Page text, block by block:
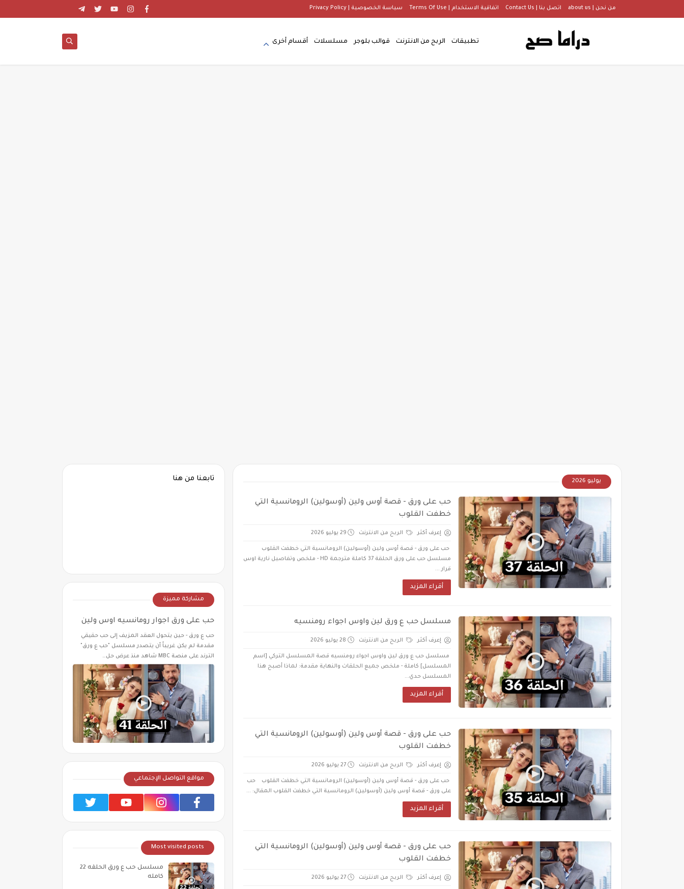
من نحن | about us اتصل بنا | Contact Us اتفاقية الاستخدام | Terms Of Use سياسة الخصوصية | Privacy Policy
تطبيقات الربح من الانترنت قوالب بلوجر مسلسلات أقسام أخرى
يوليو 2026
حب على ورق - قصة أوس ولين (أوسولين) الرومانسية التي
خطفت القلوب
إعرف أكثر الربح من الانترنت 29 يوليو 2026
حب على ورق - قصة أوس ولين (أوسولين) الرومانسية التي خطفت القلوب
مسلسل حب على ورق الحلقة 37 كاملة مترجمة HD - ملخص وتفاصيل نارية اوس
قرار ...
أقراء المزيد
مسلسل حب ع ورق لين واوس اجواء رومنسيه
إعرف أكثر الربح من الانترنت 28 يوليو 2026
مسلسل حب ع ورق لين واوس اجواء رومنسيه قصة المسلسل التركي [اسم
المسلسل] كاملة - ملخص جميع الحلقات والنهاية مقدمة: لماذا أصبح هذا
المسلسل حدي...
أقراء المزيد
حب على ورق - قصة أوس ولين (أوسولين) الرومانسية التي
خطفت القلوب
إعرف أكثر الربح من الانترنت 27 يوليو 2026
حب على ورق - قصة أوس ولين (أوسولين) الرومانسية التي خطفت القلوب حب
على ورق - قصة أوس ولين (أوسولين) الرومانسية التي خطفت القلوب المقال: ...
أقراء المزيد
حب على ورق - قصة أوس ولين (أوسولين) الرومانسية التي
خطفت القلوب
إعرف أكثر الربح من الانترنت 27 يوليو 2026
تابعنا من هنا
مشاركة مميزة
حب على ورق اجوار رومانسيه اوس ولين
حب ع ورق - حين يتحول العقد المزيف إلى حب حقيقي
مقدمة لم يكن غريباً أن يتصدر مسلسل "حب ع ورق"
الترند على منصة MBC شاهد منذ عرض حل…
مواقع التواصل الإجتماعي
Most visited posts
مسلسل حب ع ورق الحلقه 22
كامله